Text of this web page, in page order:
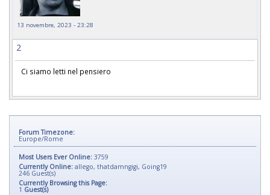
13 novembre, 2023 - 23:28
2
Ci siamo letti nel pensiero
Forum Timezone:
Europe/Rome
Most Users Ever Online: 3759
Currently Online: allego, thatdamngigi, Going19
246 Guest(s)
Currently Browsing this Page:
1 Guest(s)